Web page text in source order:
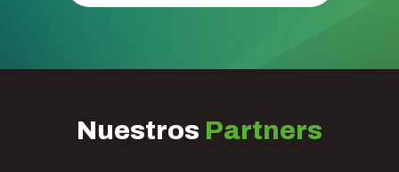
Nuestros Partners